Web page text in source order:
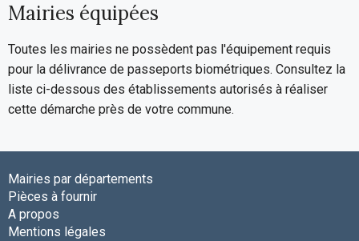
Mairies équipées
Toutes les mairies ne possèdent pas l'équipement requis
pour la délivrance de passeports biométriques. Consultez la
liste ci-dessous des établissements autorisés à réaliser
cette démarche près de votre commune.
Mairies par départements
Pièces à fournir
A propos
Mentions légales